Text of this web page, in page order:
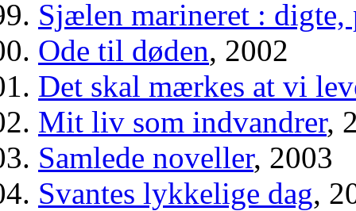
Sjælen marineret : digte,
Ode til døden, 2002
Det skal mærkes at vi
Mit liv som indvandrer,
Samlede noveller, 2003
Svantes lykkelige dag,